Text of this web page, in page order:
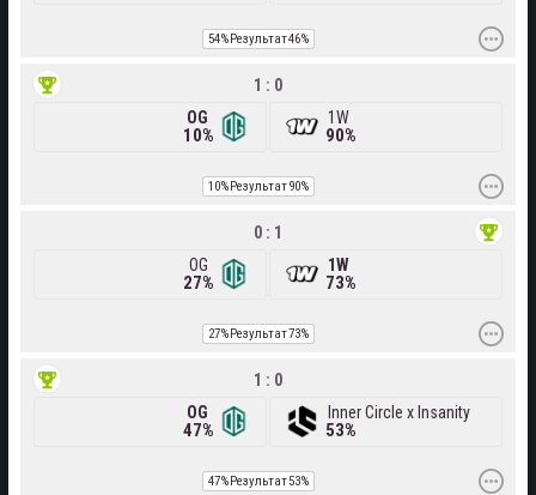
54% Результат46%
OG
10%
1 : 0
90%
1W
10% Результат90%
OG
27%
0 : 1
73%
1W
27% Результат73%
OG
47%
1 : 0
53%
Inner Circle x Insanity
47% Результат53%